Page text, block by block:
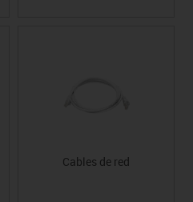
Cables de red